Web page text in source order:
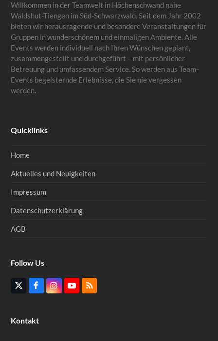
Willkommen in der Teamwelt in Höchenschwand nahe
Waldshut-Tiengen im Süd-Schwarzwald. Seit dem Jahr 2002
bieten wir herausragende und besondere Veranstaltungen für
Gruppen in wunderschönem und einmaligen Ambiente. Alle
Events werden individuell nach Ihren Wünschen geplant,
zusammengestellt und durchgeführt – mit persönlicher
Betreuung und umfassendem Service. So werden aus Team-
Events begeisternde Erlebnisse, die Sie nie vergessen
werden.
Quicklinks
Home
Aktuelles und Neuigkeiten
Impressum
Datenschutzerklärung
AGB
Follow Us
TwitterFacebookInstagram
YouTube
RSS
Kontakt